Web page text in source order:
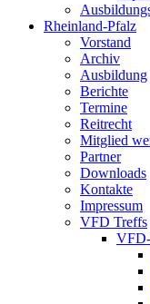
Rheinland-Pfalz
Vorstand
Archiv
Ausbildung
Berichte
Termine
Reitrecht
Mitglied
Partner
Downloads
Kontakte
Impressum
VFD Treffs